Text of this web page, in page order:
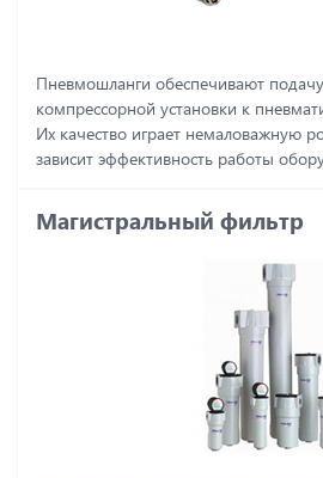
Пневмошланги обеспечивают
компрессорной установки к
Их качество играет немаловажную
зависит эффективность работы
Магистральный фильтр